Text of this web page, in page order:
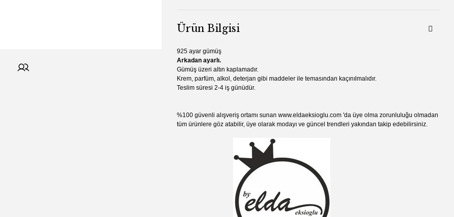
Ürün Bilgisi
925 ayar gümüş
Arkadan ayarlı.
Gümüş üzeri altın kaplamadır.
Krem, parfüm, alkol, deterjan gibi maddeler ile temasından kaçınılmalıdır.
Teslim süresi 2-4 iş günüdür.
%100 güvenli alışveriş ortamı sunan www.eldaeksioglu.com 'da üye olma zorunluluğu olmadan
tüm ürünlere göz atabilir, üye olarak modayı ve güncel trendleri yakından takip edebilirsiniz.